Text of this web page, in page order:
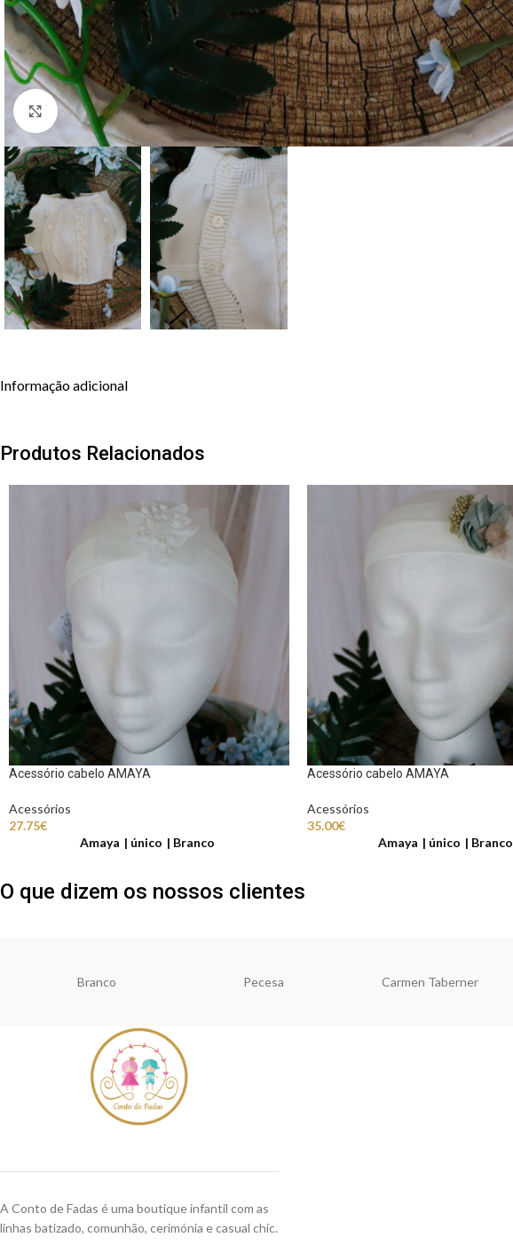
Clique para aumentar
Informação adicional
Produtos Relacionados
Acessório cabelo AMAYA
Acessórios
27.75€
Amaya
único Branco
Acessório cabelo AMAYA
Acessórios
35.00€
Amaya
único Branco
O que dizem os nossos clientes
Branco Pecesa Carmen Taberner
A Conto de Fadas é uma boutique infantil com as
linhas batizado, comunhão, cerimónia e casual chic.